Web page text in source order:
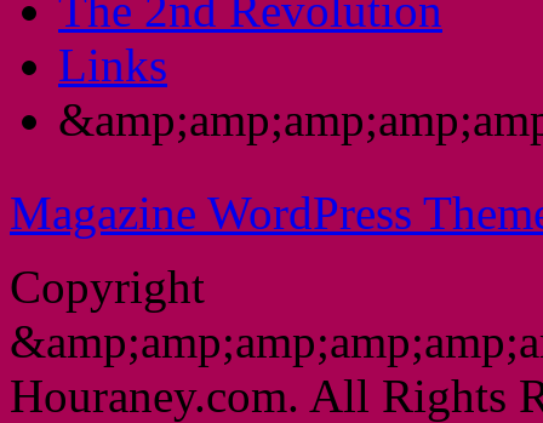
Links
Magazine WordPress
Copyright
Houraney.com. All Rights